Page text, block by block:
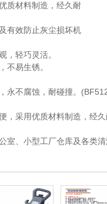
质材料制造，经久耐
有效防止灰尘损坏机
，轻巧灵活。
不易生锈。
永不腐蚀，耐碰撞。
，采用优质材料制造，经久
室、小型工厂仓库及各类清